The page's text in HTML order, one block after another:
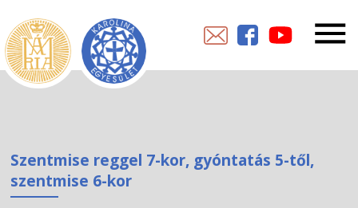
Szentmise reggel 7-kor, gyóntatás 5-től,
szentmise 6-kor